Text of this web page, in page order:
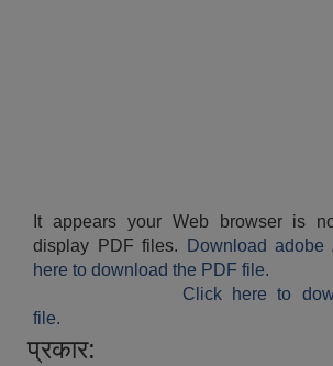
It appears your Web browser is
display PDF files.
Download
here to download the PDF file.
Click here to
file.
प्रकार: